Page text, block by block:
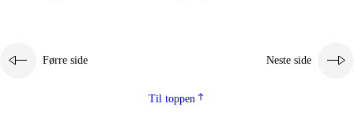
Førre side Neste side
Til toppen